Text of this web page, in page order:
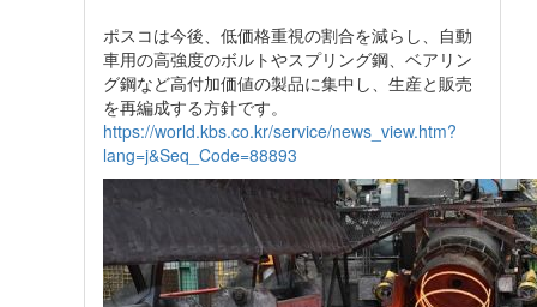
ポスコは今後、低価格重視の割合を減らし、自動
車用の高強度のボルトやスプリング鋼、ベアリン
グ鋼など高付加価値の製品に集中し、生産と販売
を再編成する方針です。
https://world.kbs.co.kr/service/news_view.htm?
lang=j&Seq_Code=88893